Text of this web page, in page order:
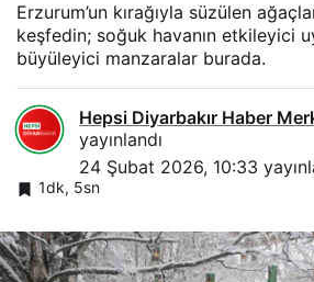
Erzurum’un kırağıyla süzülen
keşfedin; soğuk havanın etkileyici
büyüleyici manzaralar burada.
Hepsi Diyarbakır Haber
yayınlandı
24 Şubat 2026, 10:33
1dk, 5sn